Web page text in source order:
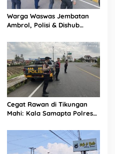
Warga Waswas Jembatan
Ambrol, Polisi & Dishub
Truk Overload yang
‘Ngetem’ di Sambe Baru
Cegat Rawan di Tikungan
Mahi: Kala Samapta Polres
Dari Aksi Kejahatan